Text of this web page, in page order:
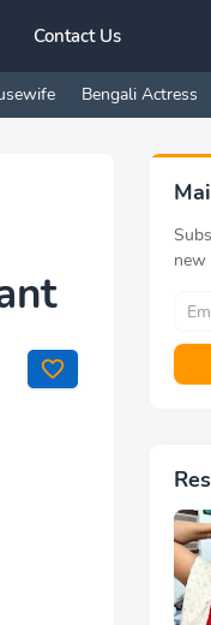
Contact Us
Bengali Actress
new